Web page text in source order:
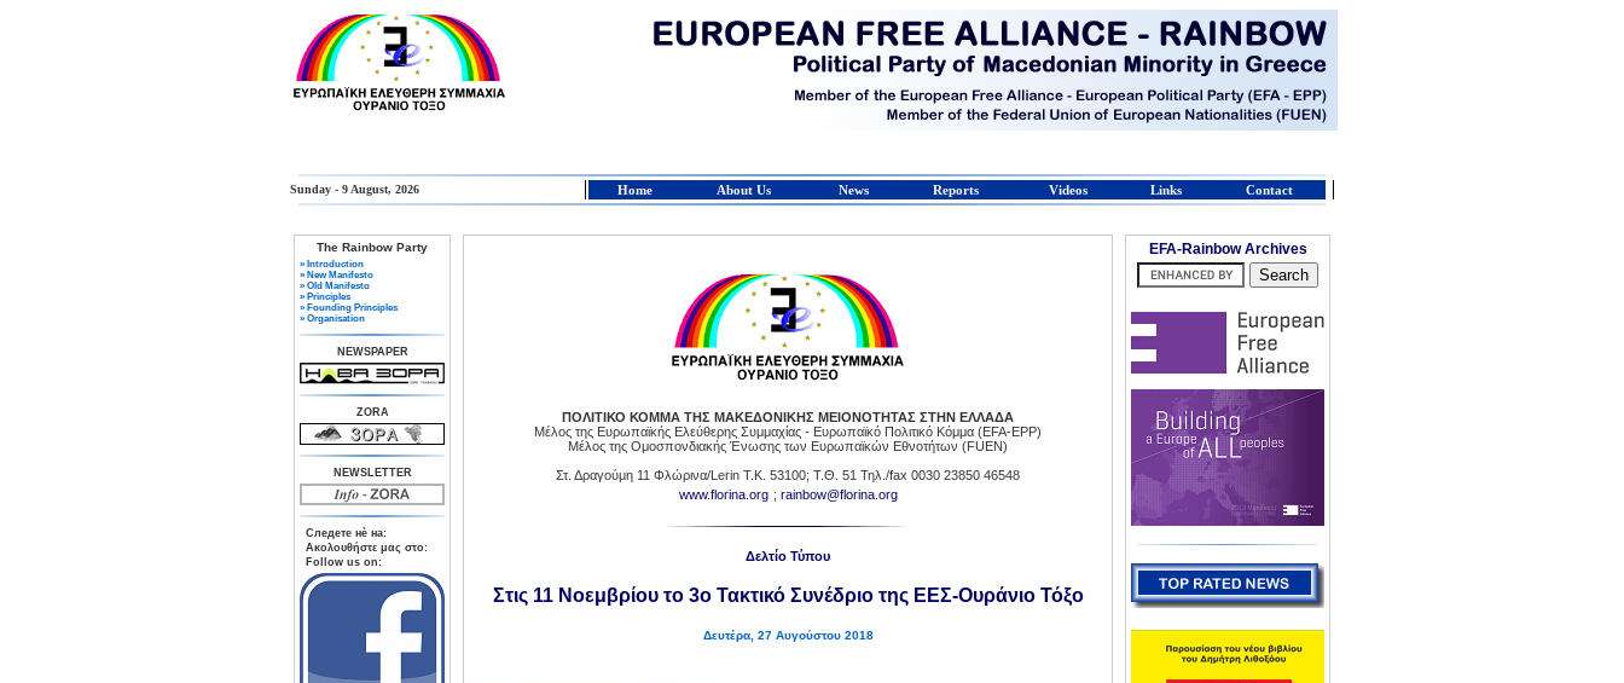
Sunday - 9 August, 2026 Home About Us News Reports Videos Links Contact
The Rainbow Party
» Introduction
» New Manifesto
» Old Manifesto
» Principles
» Founding Principles
» Organisation
NEWSPAPER
ZORA
NEWSLETTER
Следете нè на:
Aκολουθήστε μας στο:
Follow us on:
ΠΟΛΙΤΙΚΟ ΚΟΜΜΑ ΤΗΣ ΜΑΚΕΔΟΝΙΚΗΣ ΜΕΙΟΝΟΤΗΤΑΣ ΣΤΗΝ ΕΛΛΑΔΑ
Μέλος της Ευρωπαϊκής Ελεύθερης Συμμαχίας - Ευρωπαϊκό Πολιτικό Κόμμα (EFA-EPP)
Μέλος της Ομοσπονδιακής Ένωσης των Ευρωπαϊκών Εθνοτήτων (FUEN)
Στ. Δραγούμη 11 Φλώρινα/Lerin Τ.Κ. 53100; Τ.Θ. 51 Τηλ./fax 0030 23850 46548
www.florina.org ; rainbow@florina.org
Δελτίο Τύπου
Στις 11 Νοεμβρίου το 3ο Τακτικό Συνέδριο της ΕΕΣ-Ουράνιο Τόξο
Δευτέρα, 27 Αυγούστου 2018
EFA-Rainbow Archives